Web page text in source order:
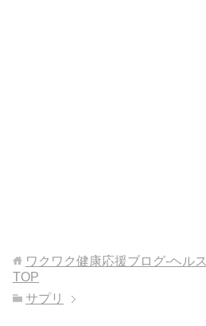
ワクワク健康応援ブログ-ヘル
TOP
サプリ